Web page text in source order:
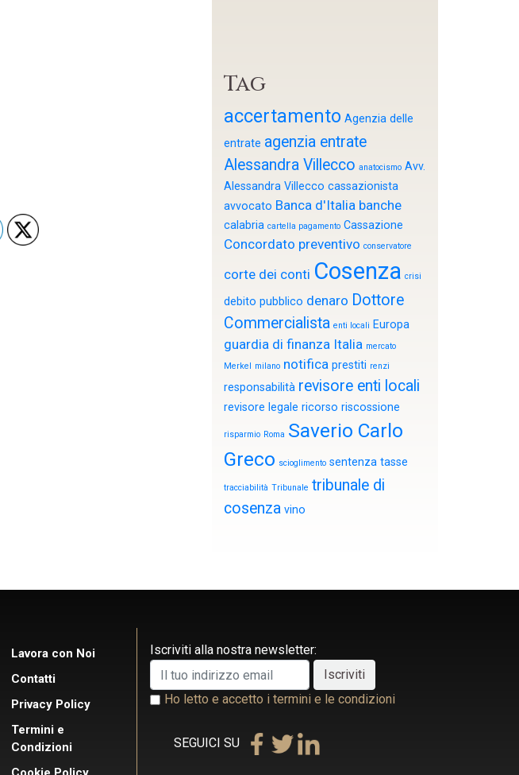
Tag
accertamento Agenzia delle
entrate agenzia entrate
Alessandra Villecco anatocismo Avv.
Alessandra Villecco cassazionista
avvocato Banca d'Italia banche
calabria cartella pagamento Cassazione
Concordato preventivo conservatore
corte dei conti Cosenza crisi
debito pubblico denaro Dottore
Commercialista enti locali Europa
guardia di finanza Italia mercato
Merkel milano notifica prestiti renzi
responsabilità revisore enti locali
revisore legale ricorso riscossione
risparmio Roma Saverio Carlo
Greco scioglimento sentenza tasse
tracciabilità Tribunale tribunale di
cosenza vino
Lavora con Noi
Contatti
Privacy Policy
Termini e
Condizioni
Iscriviti alla nostra newsletter:
Ho letto e accetto i termini e le condizioni
SEGUICI SU